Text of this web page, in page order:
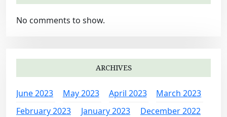
No comments to show.
ARCHIVES
June 2023 May 2023 April 2023
March 2023
February 2023
January 2023
December 2022